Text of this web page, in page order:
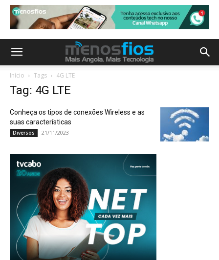
Início Tags 4G LTE
Tag: 4G LTE
Conheça os tipos de conexões Wireless e as
suas características
Diversos 21/11/2023